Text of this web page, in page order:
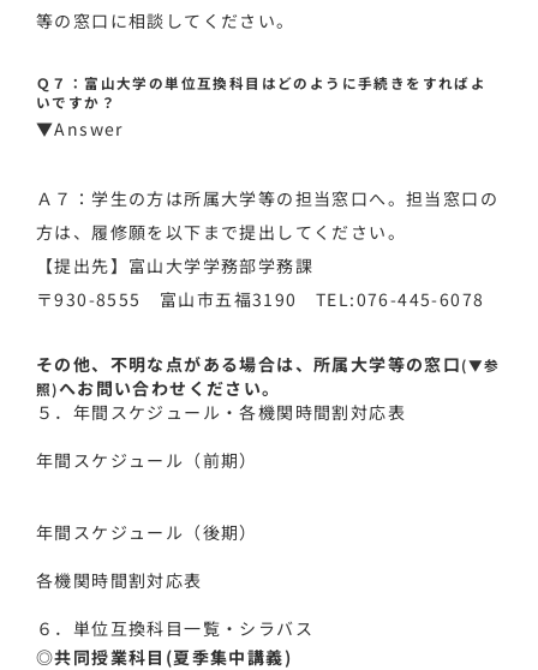
等の窓口に相談してください。
Ｑ７：富山大学の単位互換科目はどのように手続きをすればよ
いですか？
▼Answer
Ａ７：学生の方は所属大学等の担当窓口へ。担当窓口の
方は、履修願を以下まで提出してください。
【提出先】富山大学学務部学務課
〒930-8555 富山市五福3190 TEL:076-445-6078
その他、不明な点がある場合は、所属大学等の窓口(▼参
照)へお問い合わせください。
５．年間スケジュール・各機関時間割対応表
年間スケジュール（前期）
年間スケ ジュール （後期）
各機関時間割対応表
６．単位互換科目一覧・シラバス
◎共同授業科目(夏季集中講義)